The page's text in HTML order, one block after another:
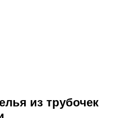
из трубочек